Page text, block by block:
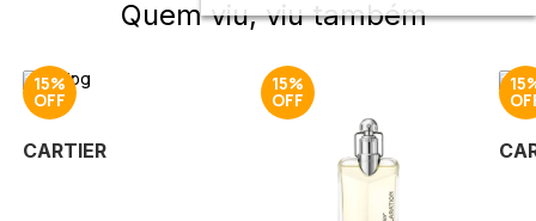
Quem viu, viu também
15%
CARTIER
15%